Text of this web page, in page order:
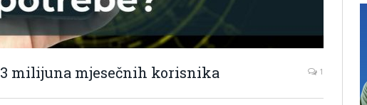
3 milijuna mjesečnih korisnika 1